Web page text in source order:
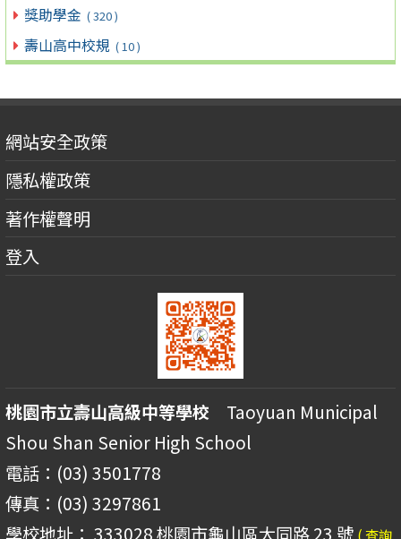
獎助學金 ( 320 )
壽山高中校規 ( 10 )
網站安全政策
隱私權政策
著作權聲明
登入
桃園市立壽山高級中等學校 Taoyuan Municipal
Shou Shan Senior High School
電話：(03) 3501778
傳真：(03) 3297861
( 查詢